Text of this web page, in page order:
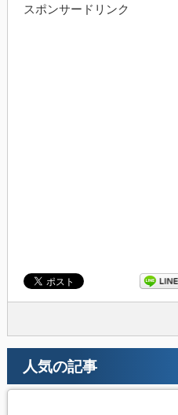
スポンサードリンク
人気の記事